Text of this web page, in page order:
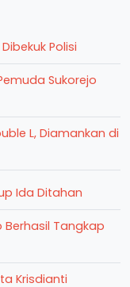
Polisi
Sukorejo
L, Diamankan di
Ida Ditahan
Berhasil Tangkap
Krisdianti